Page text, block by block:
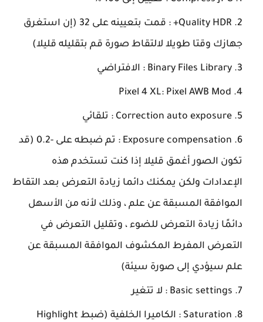
Quality HDR+
: قمت بتعيينه على 32 (إن استغرق
جهازك وقتا طويلا لالتقاط صورة قم بتقليله قليلا)
Binary Files Library : الافتراضي
Pixel 4 XL: Pixel AWB Mod
Correction auto exposure : تلقائي
Exposure compensation
:
تم ضبطه على -0.2 (قد
تكون الصور أغمق قليلا إذا كنت تستخدم هذه
الإعدادات ولكن يمكنك دائما زيادة التعرض بعد التقاط
الموافقة المسبقة عن علم ، وذلك لأنه من الأسهل
دائمًا زيادة التعرض للضوء ، وتقليل التعرض في
التعرض المفرط المكشوف الموافقة المسبقة عن
علم سيؤدي إلى صورة سيئة)
Basic settings : لا تتغير
Saturation :
الكاميرا الخلفية (ضبط Highlight